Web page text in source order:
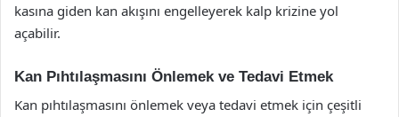
kasına giden kan akışını engelleyerek kalp krizine yol
açabilir.
Kan Pıhtılaşmasını Önlemek ve Tedavi Etmek
Kan pıhtılaşmasını önlemek veya tedavi etmek için çeşitli